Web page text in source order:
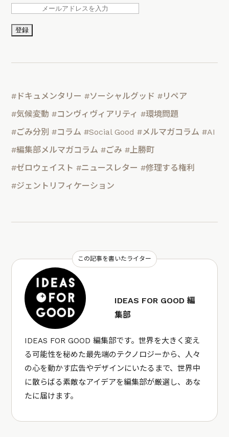
#ドキュメンタリー #ソーシャルグッド #リペア
#気候変動 #コンヴィヴィアリティ #環境問題
#ごみ分別 #コラム #Social Good #メルマガコラム #AI
#編集部メルマガコラム #ごみ #上勝町
#ゼロウェイスト #ニュースレター #修理する権利
#ジェントリフィケーション
この記事を書いたライター
IDEAS FOR GOOD 編
集部
IDEAS FOR GOOD 編集部です。世界を大きく変え
る可能性を秘めた最先端のテクノロジーから、人々
の心を動かす広告やデザインにいたるまで、世界中
に散らばる素敵なアイデアを編集部が厳選し、あな
たに届けます。